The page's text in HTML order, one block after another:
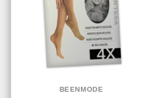
BEENMODE